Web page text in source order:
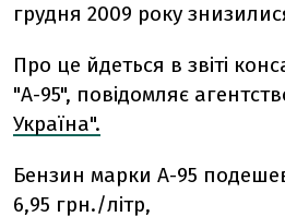
грудня 2009 року
Про це йдеться в звіті
"А-95", повідомляє
Україна".
Бензин марки А-95
6,95 грн./літр,